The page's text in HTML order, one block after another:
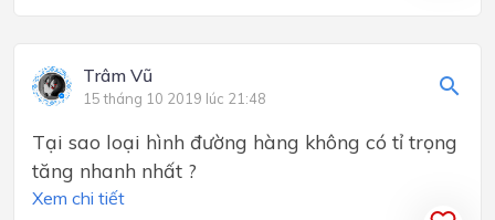
Trâm Vũ
15 tháng 10 2019 lúc 21:48
Tại sao loại hình đường hàng không có tỉ trọng
tăng nhanh nhất ?
Xem chi tiết